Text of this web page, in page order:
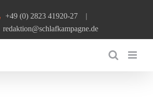
+49 (0) 2823 41920-27
|
redaktion@schlafkampagne.de